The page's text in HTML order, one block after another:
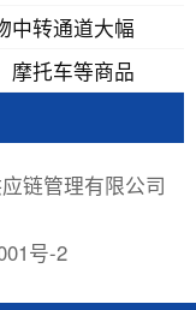
中转通道大幅
摩托车等商品
链管理有限公司
号-2